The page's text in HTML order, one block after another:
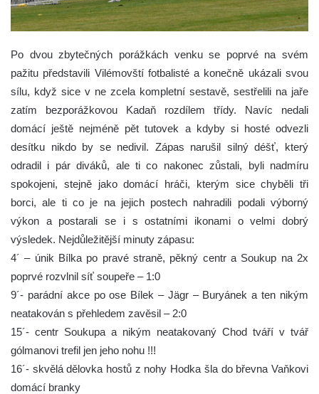
Po dvou zbytečných porážkách venku se poprvé na svém
pažitu představili Vilémovští fotbalisté a konečně ukázali svou
sílu, když sice v ne zcela kompletní sestavě, sestřelili na jaře
zatím bezporážkovou Kadaň rozdílem třídy. Navíc nedali
domácí ještě nejméně pět tutovek a kdyby si hosté odvezli
desítku nikdo by se nedivil. Zápas narušil silný déšť, který
odradil i pár diváků, ale ti co nakonec zůstali, byli nadmíru
spokojeni, stejně jako domácí hráči, kterým sice chyběli tři
borci, ale ti co je na jejich postech nahradili podali výborný
výkon a postarali se i s ostatními ikonami o velmi dobrý
výsledek. Nejdůležitější minuty zápasu:
4´ – únik Bílka po pravé straně, pěkný centr a Soukup na 2x
poprvé rozvlnil síť soupeře – 1:0
9´- parádní akce po ose Bílek – Jägr – Buryánek a ten nikým
neatakován s přehledem zavěsil – 2:0
15´- centr Soukupa a nikým neatakovaný Chod tváří v tvář
gólmanovi trefil jen jeho nohu !!!
16´- skvělá dělovka hostů z nohy Hodka šla do břevna Vaňkovi
domácí branky